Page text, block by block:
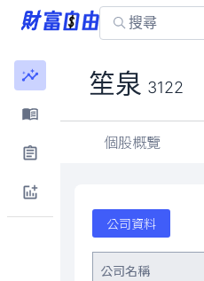
笙泉 3122
個股概覽
公司資料
公司名稱